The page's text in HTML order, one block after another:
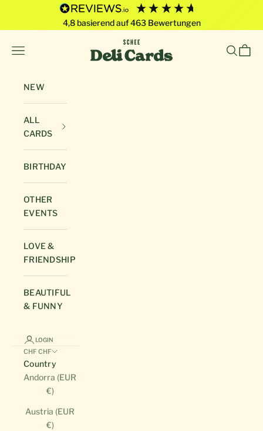
4,8 basierend auf463Bewertungen
Deli Cards von SCHEE GmbH
Open navigation menu OpenOpen
NEW
ALL
CARDS
BIRTHDAY
OTHER
EVENTS
LOVE &
FRIENDSHIP
BEAUTIFUL
& FUNNY
LOGIN
CHF CHF
Country
Andorra (EUR
€)
Austria (EUR
€)